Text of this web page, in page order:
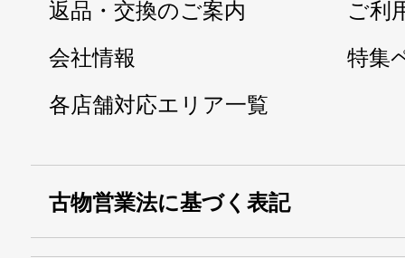
返品・交換のご案内
ご利
会社情報
特集
各店舗対応エリア一覧
古物営業法に基づく表記